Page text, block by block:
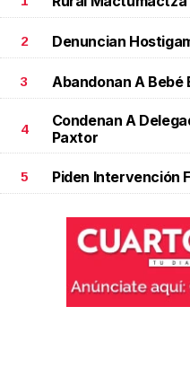
2 Denuncian
3 Abandonan A Bebé
4
Condenan A
Paxtor
5 Piden Intervención